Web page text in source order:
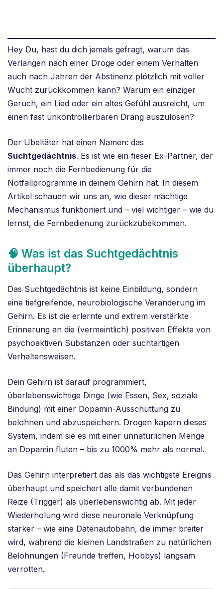
Hey Du, hast du dich jemals gefragt, warum das
Verlangen nach einer Droge oder einem Verhalten
auch nach Jahren der Abstinenz plötzlich mit voller
Wucht zurückkommen kann? Warum ein einziger
Geruch, ein Lied oder ein altes Gefühl ausreicht, um
einen fast unkontrollierbaren Drang auszulösen?
Der Übeltäter hat einen Namen: das
Suchtgedächtnis. Es ist wie ein fieser Ex-Partner, der
immer noch die Fernbedienung für die
Notfallprogramme in deinem Gehirn hat. In diesem
Artikel schauen wir uns an, wie dieser mächtige
Mechanismus funktioniert und – viel wichtiger – wie du
lernst, die Fernbedienung zurückzubekommen.
🧠 Was ist das Suchtgedächtnis
überhaupt?
Das Suchtgedächtnis ist keine Einbildung, sondern
eine tiefgreifende, neurobiologische Veränderung im
Gehirn. Es ist die erlernte und extrem verstärkte
Erinnerung an die (vermeintlich) positiven Effekte von
psychoaktiven Substanzen oder suchtartigen
Verhaltensweisen.
Dein Gehirn ist darauf programmiert,
überlebenswichtige Dinge (wie Essen, Sex, soziale
Bindung) mit einer Dopamin-Ausschüttung zu
belohnen und abzuspeichern. Drogen kapern dieses
System, indem sie es mit einer unnatürlichen Menge
an Dopamin fluten – bis zu 1000% mehr als normal.
Das Gehirn interpretiert das als das wichtigste Ereignis
überhaupt und speichert alle damit verbundenen
Reize (Trigger) als überlebenswichtig ab. Mit jeder
Wiederholung wird diese neuronale Verknüpfung
stärker – wie eine Datenautobahn, die immer breiter
wird, während die kleinen Landstraßen zu natürlichen
Belohnungen (Freunde treffen, Hobbys) langsam
verrotten.